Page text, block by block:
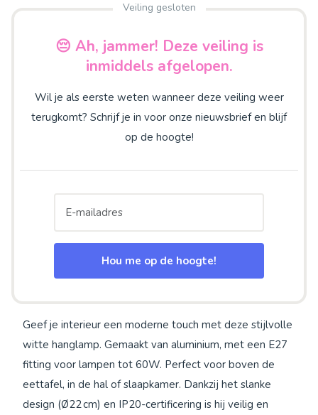
Veiling gesloten
😔 Ah, jammer! Deze veiling is
inmiddels afgelopen.
Wil je als eerste weten wanneer deze veiling weer
terugkomt? Schrijf je in voor onze nieuwsbrief en blijf
op de hoogte!
Hou me op de hoogte!
Geef je interieur een moderne touch met deze stijlvolle
witte hanglamp. Gemaakt van aluminium, met een E27
fitting voor lampen tot 60W. Perfect voor boven de
eettafel, in de hal of slaapkamer. Dankzij het slanke
design (Ø22 cm) en IP20-certificering is hij veilig en